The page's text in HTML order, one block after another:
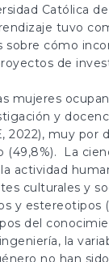
Católica de
tuvo
sobre cómo
de
mujeres
y
2022), muy por
(49,8%). La
actividad
culturales y
y estereotipos
del
la
no han